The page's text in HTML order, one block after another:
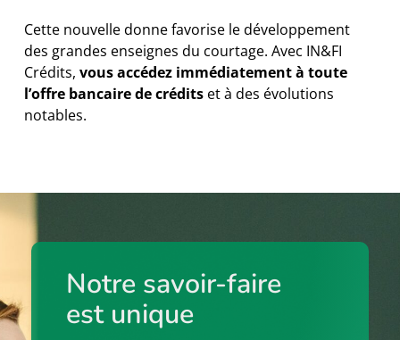
Cette nouvelle donne favorise le développement
des grandes enseignes du courtage.Avec IN&FI
Crédits,vous accédez immédiatement à toute
l’offre bancaire de crédits et à des évolutions
notables.
Notre savoir-faire
est unique